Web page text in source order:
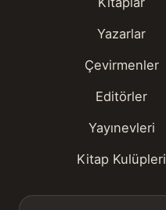
Yazarlar
Çevirmenler
Editörler
Yayınevleri
Kitap Kulüpleri